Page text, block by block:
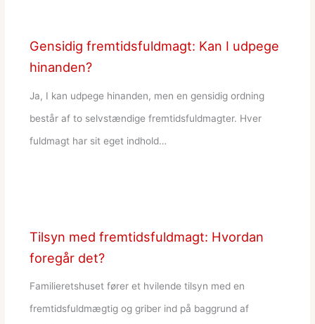
Gensidig fremtidsfuldmagt: Kan I udpege
hinanden?
Ja, I kan udpege hinanden, men en gensidig ordning
består af to selvstændige fremtidsfuldmagter. Hver
fuldmagt har sit eget indhold…
Tilsyn med fremtidsfuldmagt: Hvordan
foregår det?
Familieretshuset fører et hvilende tilsyn med en
fremtidsfuldmægtig og griber ind på baggrund af